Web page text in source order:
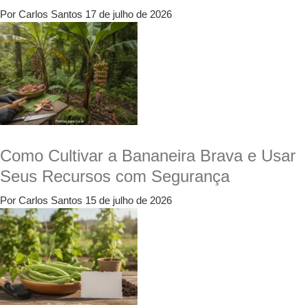
Por Carlos Santos 17 de julho de 2026
Como Cultivar a Bananeira Brava e Usar
Seus Recursos com Segurança
Por Carlos Santos 15 de julho de 2026